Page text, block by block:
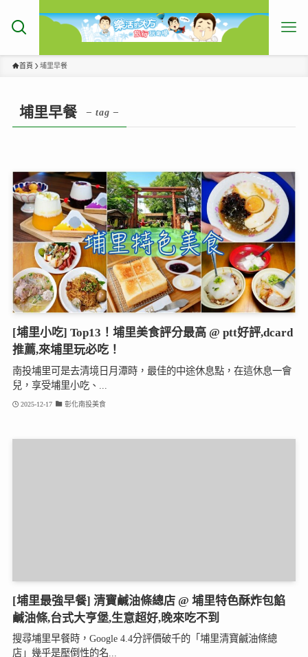
首頁 埔里早餐
埔里早餐 – tag –
[埔里小吃] Top13！埔里美食評分最高 @ ptt好評,dcard
推薦,來埔里玩必吃！
南投埔里可是去清境日月潭時，最佳的中途休息點，在這休息一會
兒，享受埔里小吃、...
2025-12-17 彰化南投美食
[埔里最強早餐] 清寶鹹油條總店 @ 埔里特色酥炸包餡
鹹油條,台式大亨堡,生意超好,晚來吃不到
搜尋埔里早餐時，Google 4.4分評價破千的「埔里清寶鹹油條總
店」幾乎是壓倒性的名...